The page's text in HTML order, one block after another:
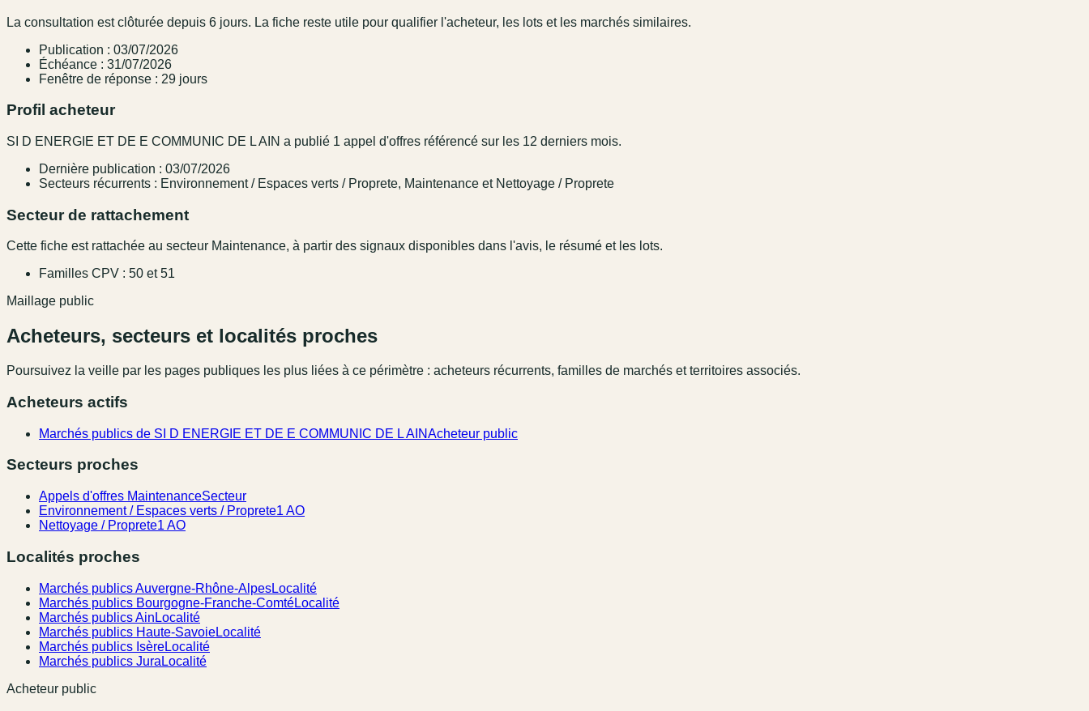
La consultation est clôturée depuis 6 jours. La fiche reste utile pour qualifier l'acheteur, les lots et les marchés similaires.
Publication : 03/07/2026
Échéance : 31/07/2026
Fenêtre de réponse : 29 jours
Profil acheteur
SI D ENERGIE ET DE E COMMUNIC DE L AIN a publié 1 appel d'offres référencé sur les 12 derniers mois.
Dernière publication : 03/07/2026
Secteurs récurrents : Environnement / Espaces verts / Proprete, Maintenance et Nettoyage / Proprete
Secteur de rattachement
Cette fiche est rattachée au secteur Maintenance, à partir des signaux disponibles dans l'avis, le résumé et les lots.
Familles CPV : 50 et 51
Maillage public
Acheteurs, secteurs et localités proches
Poursuivez la veille par les pages publiques les plus liées à ce périmètre : acheteurs récurrents, familles de marchés et territoires associés.
Acheteurs actifs
Marchés publics de SI D ENERGIE ET DE E COMMUNIC DE L AINAcheteur public
Secteurs proches
Appels d'offres MaintenanceSecteur
Environnement / Espaces verts / Proprete1 AO
Nettoyage / Proprete1 AO
Localités proches
Marchés publics Auvergne-Rhône-AlpesLocalité
Marchés publics Bourgogne-Franche-ComtéLocalité
Marchés publics Ain Localité
Marchés publics Haute-SavoieLocalité
Marchés publics IsèreLocalité
Marchés publics Jura Localité
Acheteur public